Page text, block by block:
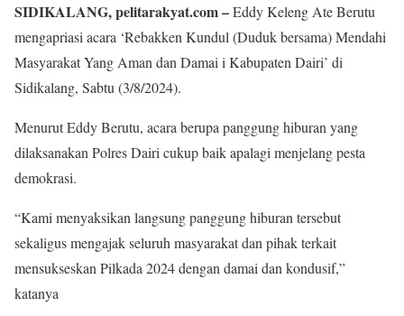
SIDIKALANG, pelitarakyat.com –Eddy Keleng Ate Berutu
mengapriasi acara ‘Rebakken Kundul (Duduk bersama) Mendahi
Masyarakat Yang Aman dan Damai i Kabupaten Dairi’ di
Sidikalang, Sabtu (3/8/2024).
Menurut Eddy Berutu, acara berupa panggung hiburan yang
dilaksanakan Polres Dairi cukup baik apalagi menjelang pesta
demokrasi.
“Kami menyaksikan langsung panggung hiburan tersebut
sekaligus mengajak seluruh masyarakat dan pihak terkait
mensukseskan Pilkada 2024 dengan damai dan kondusif,”
katanya